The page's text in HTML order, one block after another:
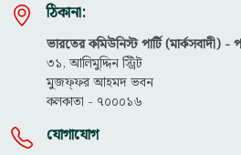
ঠিকানা:
ভারতের কমিউনিস্ট পার্টি (মার্কসবাদী) -
৩১, আলিমুদ্দিন স্ট্রিট
মুজফ্ফ‌র আহমদ ভবন
কলকাতা - ৭০০০১৬
যোগাযোগ